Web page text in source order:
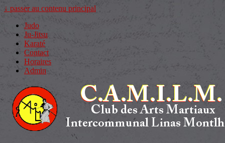
↓ passer au contenu principal
Judo
Ju-Jitsu
Karaté
Contact
Horaires
Admin